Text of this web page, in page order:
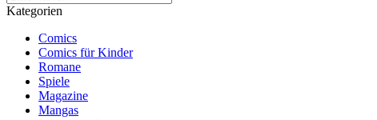
Kategorien
Comics
Comics für Kinder
Romane
Spiele
Magazine
Mangas